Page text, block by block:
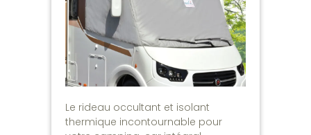
Le rideau occultant et isolant
thermique incontournable pour